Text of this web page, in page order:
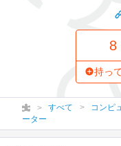
8
持っ
すべて コンピ
ーター